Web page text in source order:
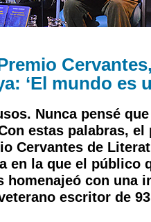
‘El mundo es
Nunca pensé
estas palabras, el
Cervantes de
en la que el público
homenajeó con una
escritor de